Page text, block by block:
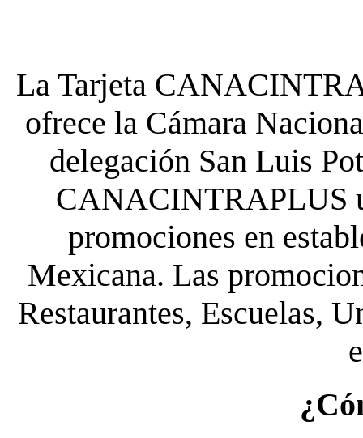
La Tarjeta
ofrece la Cámara
delegación San Luis
CANACINTRAPLUS
promociones en
Mexicana. Las
Restaurantes, Escuelas,